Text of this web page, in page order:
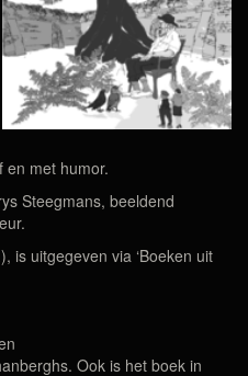
en met humor.
Steegmans, beeldend
is uitgegeven via ‘Boeken uit
Ook is het boek in